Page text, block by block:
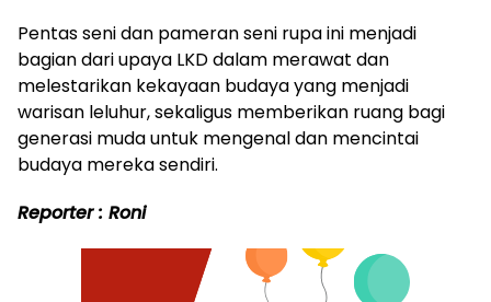
Pentas seni dan pameran seni rupa ini menjadi
bagian dari upaya LKD dalam merawat dan
melestarikan kekayaan budaya yang menjadi
warisan leluhur, sekaligus memberikan ruang bagi
generasi muda untuk mengenal dan mencintai
budaya mereka sendiri.
Reporter : Roni